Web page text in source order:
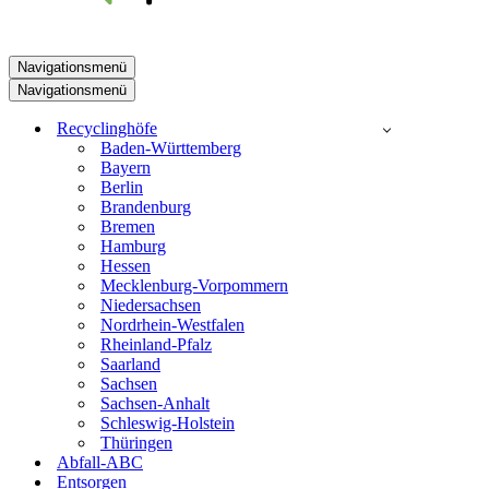
Navigationsmenü
Navigationsmenü
Recyclinghöfe
Baden-Württemberg
Bayern
Berlin
Brandenburg
Bremen
Hamburg
Hessen
Mecklenburg-Vorpommern
Niedersachsen
Nordrhein-Westfalen
Rheinland-Pfalz
Saarland
Sachsen
Sachsen-Anhalt
Schleswig-Holstein
Thüringen
Abfall-ABC
Entsorgen